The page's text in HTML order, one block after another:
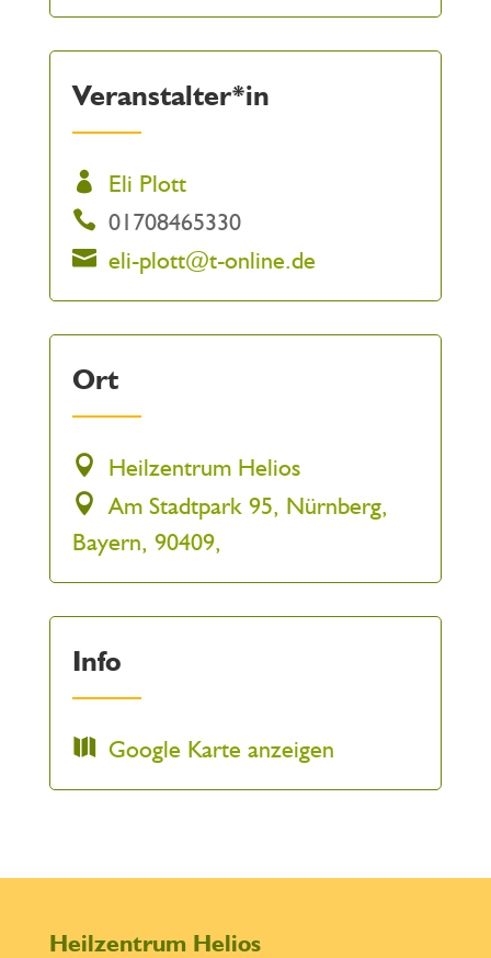
Veranstalter*in
Eli Plott
01708465330
eli-plott@t-online.de
Ort
Heilzentrum Helios
Am Stadtpark 95, Nürnberg,
Bayern, 90409,
Info
Google Karte anzeigen
Heilzentrum Helios